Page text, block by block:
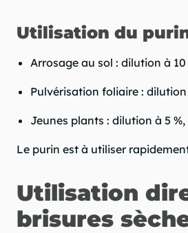
Utilisation du
Arrosage au sol : dilution à 10
Pulvérisation foliaire : dilution
Jeunes plants : dilution à 5
Le purin est à utiliser
Utilisation
brisures